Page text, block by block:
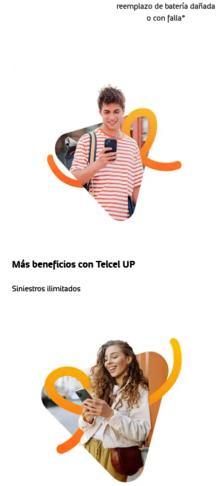
reemplazo de batería dañada
o con falla*
Más beneficios con Telcel UP
Siniestros ilimitados